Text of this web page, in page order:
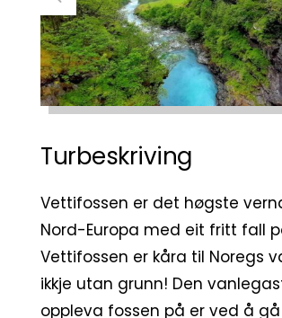
Turbeskriving
Vettifossen er det høgste
Nord-Europa med eit fritt fall
Vettifossen er kåra til Noregs
ikkje utan grunn! Den
oppleva fossen på er ved å gå